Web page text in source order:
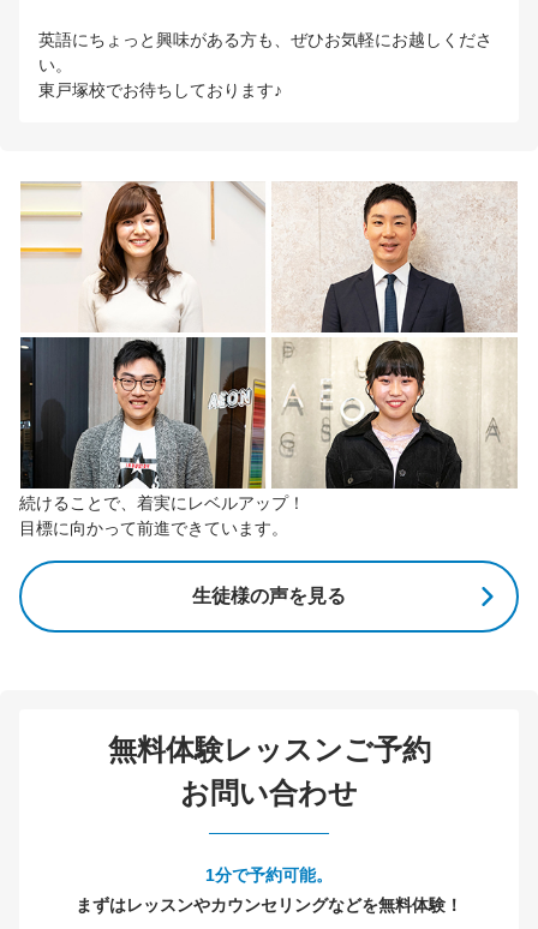
英語にちょっと興味がある方も、ぜひお気軽にお越しくださ
い。
東戸塚校でお待ちしております♪
続けることで、着実にレベルアップ！
目標に向かって前進できています。
生徒様の声を見る
無料体験レッスンご予約
お問い合わせ
1分で予約可能。
まずはレッスンやカウンセリングなどを無料体験！